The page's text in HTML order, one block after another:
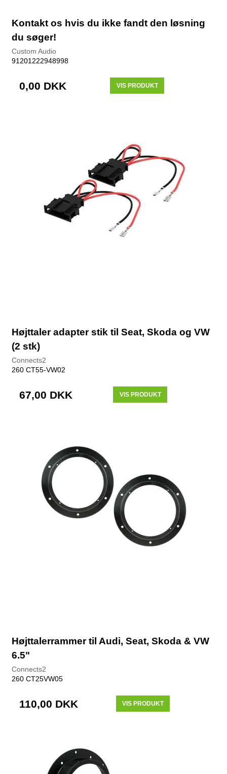
Kontakt os hvis du ikke fandt den løsning
du søger!
Custom Audio
91201222948998
0,00 DKK VIS PRODUKT
Højttaler adapter stik til Seat, Skoda og VW
(2 stk)
Connects2
260 CT55-VW02
67,00 DKK VIS PRODUKT
Højttalerrammer til Audi, Seat, Skoda & VW
6.5"
Connects2
260 CT25VW05
110,00 DKK VIS PRODUKT